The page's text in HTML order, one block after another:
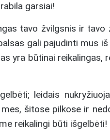
garsiai!
tavo žvilgsnis ir tavo
gali pajudinti mus
yra būtinai reikalingas,
leidais
šitose pilkose ir
reikalingi būti išgelbėti!